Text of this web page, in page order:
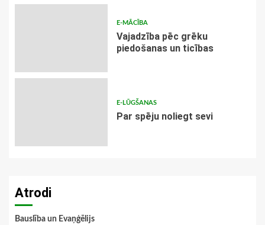
E-MĀCĪBA
Vajadzība pēc grēku
piedošanas un ticības
E-LŪGŠANAS
Par spēju noliegt sevi
Atrodi
Bauslība un Evaņģēlijs